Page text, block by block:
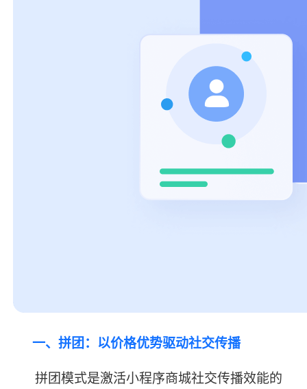
一、拼团：以价格优势驱动社交传播
拼团模式是激活小程序商城社交传播效能的